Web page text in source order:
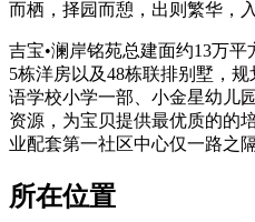
而栖，择园而憩，出则繁华，
吉宝•澜岸铭苑总建面约13万
5栋洋房以及48栋联排别墅，
语学校小学一部、小金星幼儿
资源，为宝贝提供最优质的的
业配套第一社区中心仅一路之隔
所在位置